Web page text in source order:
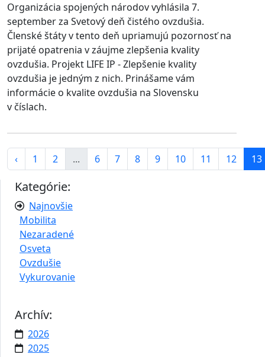
Organizácia spojených národov vyhlásila 7.
september za Svetový deň čistého ovzdušia.
Členské štáty v tento deň upriamujú pozornosť na
prijaté opatrenia v záujme zlepšenia kvality
ovzdušia. Projekt LIFE IP - Zlepšenie kvality
ovzdušia je jedným z nich. Prinášame vám
informácie o kvalite ovzdušia na Slovensku
v číslach.
‹ 1 2 ... 6 7 8 9 10 11 12 13
Kategórie:
Najnovšie
Mobilita
Nezaradené
Osveta
Ovzdušie
Vykurovanie
Archív:
2026
2025